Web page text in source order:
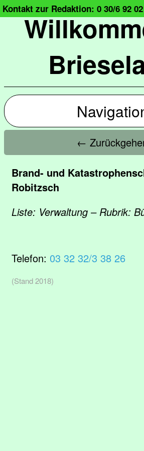
Kontakt zur Redaktion: 0 30/6 92
←
Brand- und
Robitzsch
Liste: Verwaltung – Rubrik:
Telefon: 03 32 32/3 38 26
(Stand 2018)